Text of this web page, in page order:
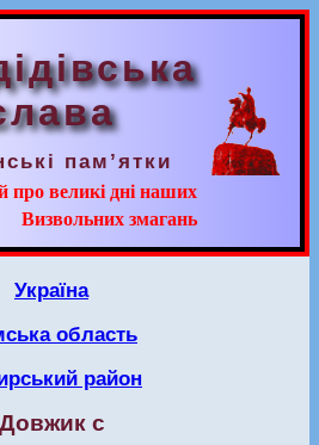
пам’ятки
про великі дні наших
Визвольних змагань
Україна
область
район
Довжик с